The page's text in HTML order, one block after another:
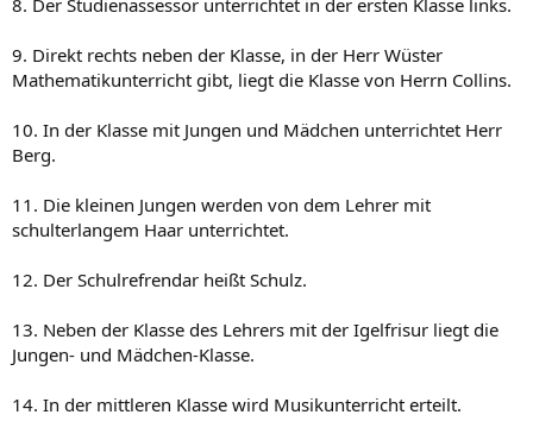
9. Direkt rechts neben der Klasse, in der Herr Wüster
Mathematikunterricht gibt, liegt die Klasse von Herrn Collins.
10. In der Klasse mit Jungen und Mädchen unterrichtet Herr
Berg.
11. Die kleinen Jungen werden von dem Lehrer mit
schulterlangem Haar unterrichtet.
12. Der Schulrefrendar heißt Schulz.
13. Neben der Klasse des Lehrers mit der Igelfrisur liegt die
Jungen- und Mädchen-Klasse.
14. In der mittleren Klasse wird Musikunterricht erteilt.